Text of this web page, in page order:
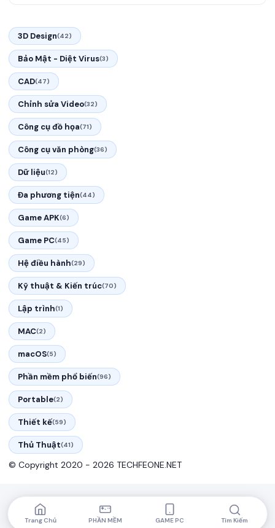
Trang Chủ PHẦN MỀM GAME PC Tìm Kiếm
3D Design(42)
Bảo Mật - Diệt Virus(3)
CAD(47)
Chỉnh sửa Video(32)
Công cụ đồ họa(71)
Công cụ văn phòng(36)
Dữ liệu(12)
Đa phương tiện(44)
Game APK(6)
Game PC(45)
Hệ điều hành(29)
Kỹ thuật & Kiến trúc(70)
Lập trình(1)
MAC(2)
macOS(5)
Phần mềm phổ biến(96)
Portable(2)
Thiết kế(59)
Thủ Thuật(41)
© Copyright 2020 - 2026 TECHFEONE.NET